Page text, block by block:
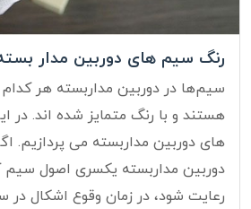
رنگ سیم های دوربین مدار
سیم‌ها در دوربین مداربسته هر
هستند و با رنگ متمایز شده اند. در
های دوربین مداربسته می پردازیم.
دوربین مداربسته یکسری اصول
رعایت شود، در زمان وقوع اشکال